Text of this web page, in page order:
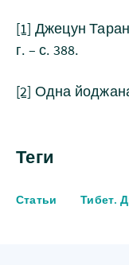
[1] Джецун
г. – с. 388.
[2] Одна
Теги
Статьи Тибет.